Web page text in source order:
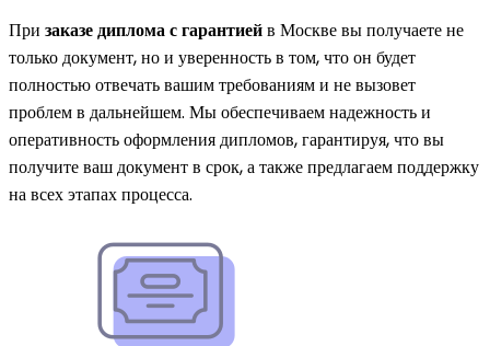
При заказе диплома с гарантиейв Москве вы получаете не
только документ, но и уверенность в том, что он будет
полностью отвечать вашим требованиям и не вызовет
проблем в дальнейшем. Мы обеспечиваем надежность и
оперативность оформления дипломов, гарантируя, что вы
получите ваш документ в срок, а также предлагаем поддержку
на всех этапах процесса.